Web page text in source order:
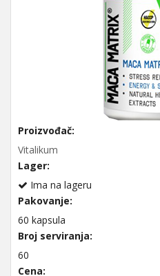
Proizvođač:
Vitalikum
Lager:
Ima na lageru
Pakovanje:
60 kapsula
Broj serviranja:
60
Cena: